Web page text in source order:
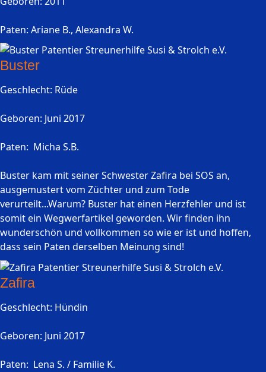
Paten: Ariane B., Alexandra W.
Buster
Geschlecht: Rüde
Geboren: Juni 2017
Paten: Micha S.B.
Buster kam mit seiner Schwester Zafira bei SOS an,
ausgemustert vom Züchter und zum Tode
verurteilt...Warum? Buster hat einen Herzfehler und ist
somit ein Wegwerfartikel geworden. Wir finden ihn
wunderschön und vollkommen so wie er ist und hoffen,
dass sein Paten derselben Meinung sind!
Zafira
Geschlecht: Hündin
Geboren: Juni 2017
Paten: Lena S. / Familie K.